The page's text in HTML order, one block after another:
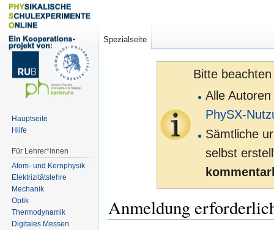
Bitte
Alle
PhySX-
Sämtliche
selbst
Anmeldung
Spezialseite
Hauptseite
Hilfe
Für Lehrer*innen
Atom- und Kernphysik
Elektrizitätslehre
Mechanik
Optik
Thermodynamik
Digitales Messen